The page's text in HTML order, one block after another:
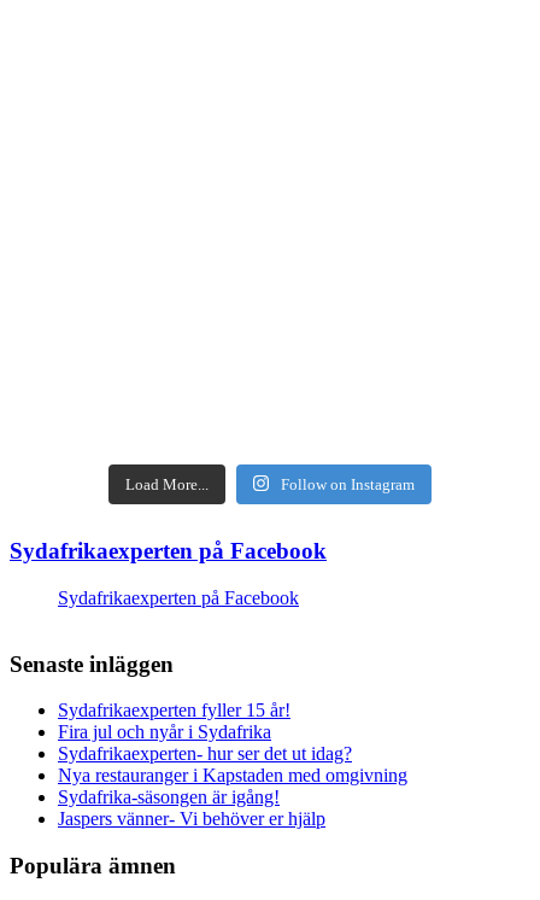
Load More... Follow on Instagram
Sydafrikaexperten på Facebook
Sydafrikaexperten på Facebook
Senaste inläggen
Sydafrikaexperten fyller 15 år!
Fira jul och nyår i Sydafrika
Sydafrikaexperten- hur ser det ut idag?
Nya restauranger i Kapstaden med omgivning
Sydafrika-säsongen är igång!
Jaspers vänner- Vi behöver er hjälp
Populära ämnen